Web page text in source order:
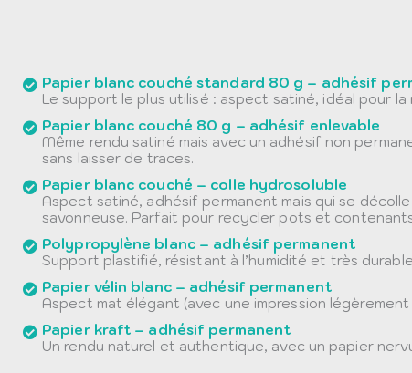
Papier blanc couché standard 80 g – adhésif
Le support le plus utilisé : aspect satiné, idéal pour la
Papier blanc couché 80 g – adhésif enlevable
Même rendu satiné mais avec un adhésif non
sans laisser de traces.
Papier blanc couché – colle hydrosoluble
Aspect satiné, adhésif permanent mais qui se
savonneuse. Parfait pour recycler pots et
Polypropylène blanc – adhésif permanent
Support plastifié, résistant à l’humidité et très
Papier vélin blanc – adhésif permanent
Aspect mat élégant (avec une impression légèrement
Papier kraft – adhésif permanent
Un rendu naturel et authentique, avec un papier